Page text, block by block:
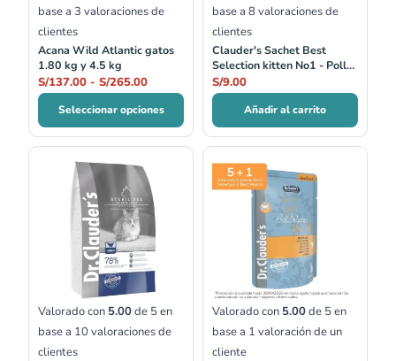
base a 3 valoraciones de
clientes
Acana Wild Atlantic gatos
1.80 kg y 4.5 kg
S/137.00 - S/265.00
Seleccionar opciones
base a 8valoraciones de
clientes
Clauder's Sachet Best
Selection kitten No1 - Pollo
Fino
S/9.00
Añadir al carrito
Valorado con 5.00de 5 en
base a 10 valoraciones de
clientes
de
precios:
desde
S/25.50
hasta
S/345.00
Valorado con 5.00de 5 en
base a 1 valoración de un
cliente